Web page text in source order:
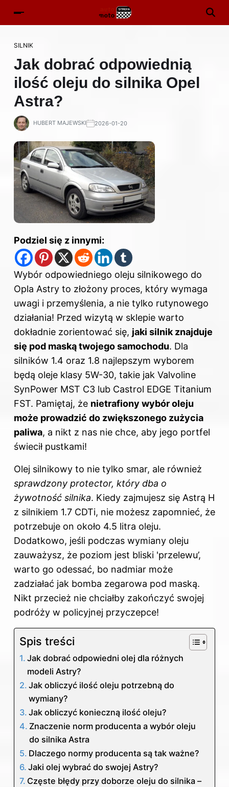
SILNIK
Jak dobrać odpowiednią
ilość oleju do silnika Opel
Astra?
HUBERT MAJEWSKI 2026-01-20
Podziel się z innymi:
Wybór odpowiedniego oleju silnikowego do
Opla Astry to złożony proces, który wymaga
uwagi i przemyślenia, a nie tylko rutynowego
działania! Przed wizytą w sklepie warto
dokładnie zorientować się, jaki silnik znajduje
się pod maską twojego samochodu. Dla
silników 1.4 oraz 1.8 najlepszym wyborem
będą oleje klasy 5W-30, takie jak Valvoline
SynPower MST C3 lub Castrol EDGE Titanium
FST. Pamiętaj, że nietrafiony wybór oleju
może prowadzić do zwiększonego zużycia
paliwa, a nikt z nas nie chce, aby jego portfel
świecił pustkami!
Olej silnikowy to nie tylko smar, ale również
sprawdzony protector, który dba o
żywotność silnika. Kiedy zajmujesz się Astrą H
z silnikiem 1.7 CDTi, nie możesz zapomnieć, że
potrzebuje on około 4.5 litra oleju.
Dodatkowo, jeśli podczas wymiany oleju
zauważysz, że poziom jest bliski 'przelewu’,
warto go odessać, bo nadmiar może
zadziałać jak bomba zegarowa pod maską.
Nikt przecież nie chciałby zakończyć swojej
podróży w policyjnej przyczepce!
Spis treści
Jak dobrać odpowiedni olej dla różnych
modeli Astry?
Jak obliczyć ilość oleju potrzebną do
wymiany?
Jak obliczyć konieczną ilość oleju?
Znaczenie norm producenta a wybór oleju
do silnika Astra
Dlaczego normy producenta są tak ważne?
Jaki olej wybrać do swojej Astry?
Częste błędy przy doborze oleju do silnika –